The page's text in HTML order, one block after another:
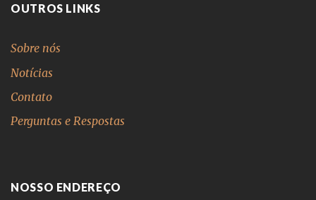
OUTROS LINKS
Sobre nós
Notícias
Contato
Perguntas e Respostas
NOSSO ENDEREÇO